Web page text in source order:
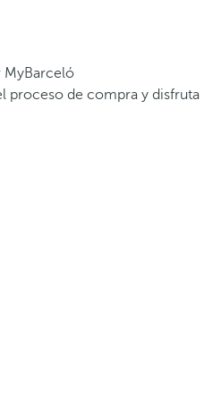
MyBarceló
proceso de compra y disfruta